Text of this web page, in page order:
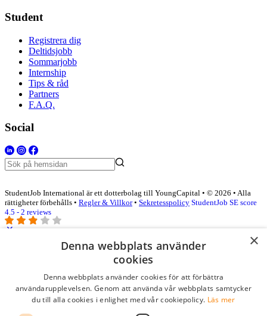
Student
Registrera dig
Deltidsjobb
Sommarjobb
Internship
Tips & råd
Partners
F.A.Q.
Social
StudentJob International är ett dotterbolag till YoungCapital • © 2026 • Alla
rättigheter förbehålls • Regler & Villkor• Sekretesspolicy StudentJob SE score
4.5 - 2 reviews
Logga in som företag
Lösenord
×
Denna webbplats använder
cookies
Denna webbplats använder cookies för att förbättra
användarupplevelsen. Genom att använda vår webbplats samtycker
du till alla cookies i enlighet med vår cookiepolicy. Läs mer